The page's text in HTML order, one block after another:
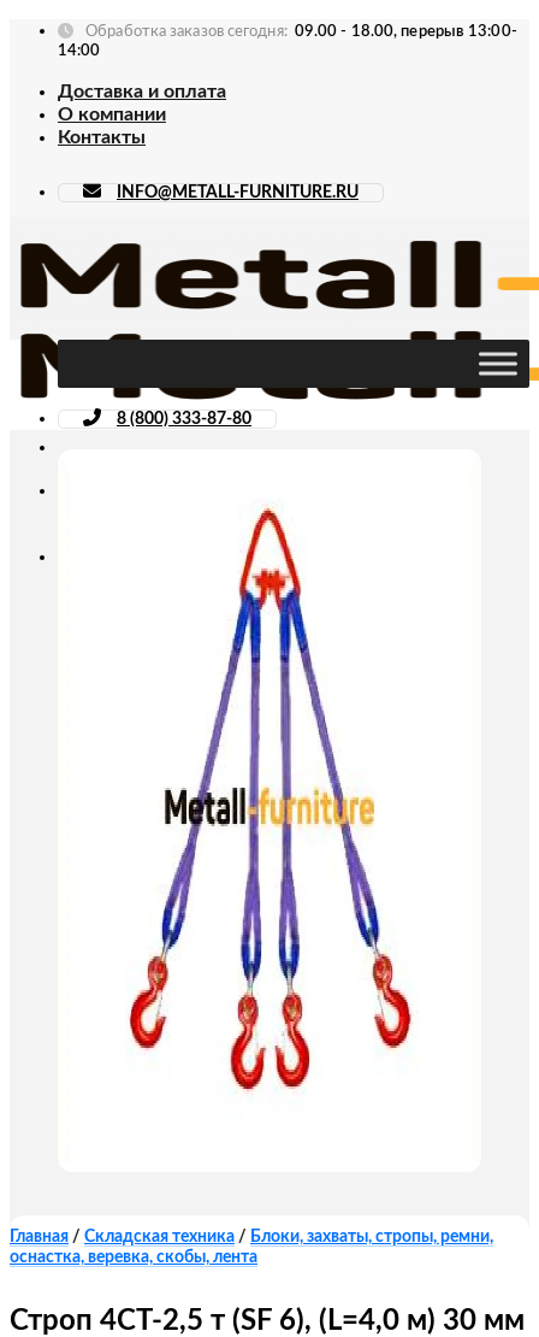
Skip
Обработка заказов сегодня: 09.00 - 18.00, перерыв 13:00-
14:00
Доставка и оплата
О компании
Контакты
INFO@METALL-FURNITURE.RU
8 (800) 333-87-80
Главная / Складская техника / Блоки, захваты, стропы, ремни,
оснастка, веревка, скобы, лента
Строп 4СТ-2,5 т (SF 6), (L=4,0 м) 30 мм